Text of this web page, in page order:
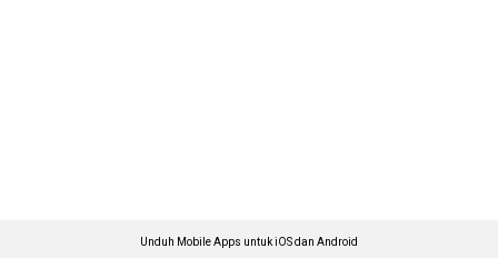
Unduh Mobile Apps untuk iOS dan Android